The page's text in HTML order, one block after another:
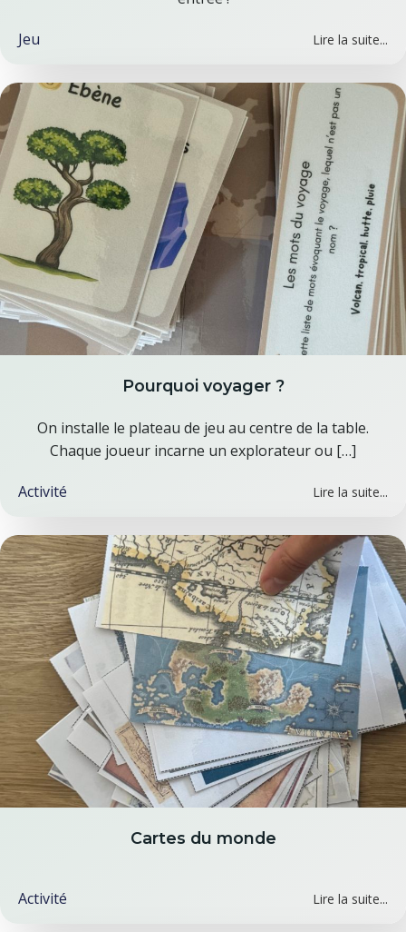
Jeu Lire la suite...
Pourquoi voyager ?
On installe le plateau de jeu au centre de la table.
Chaque joueur incarne un explorateur ou […]
Activité Lire la suite...
Cartes du monde
Activité Lire la suite...